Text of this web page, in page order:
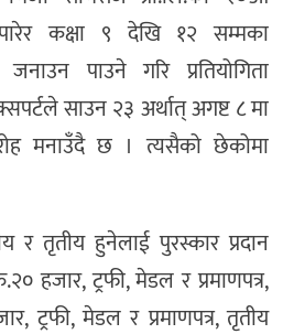
कक्षा ९ देखि १२ सम्मका
जनाउन पाउने गरि प्रतियोगिता
साउन २३ अर्थात् अगष्ट ८ मा
मनाउँदै छ । त्यसैको छेकोमा
र तृतीय हुनेलाई पुरस्कार प्रदान
हजार, ट्रफी, मेडल र प्रमाणपत्र,
ट्रफी, मेडल र प्रमाणपत्र, तृतीय